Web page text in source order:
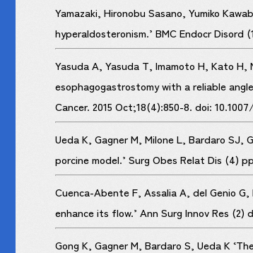
Yamazaki, Hironobu Sasano, Yumiko
hyperaldosteronism.’ BMC Endocr Disord
Yasuda A, Yasuda T, Imamoto H, Kato H,
esophagogastrostomy with a reliable
Cancer. 2015 Oct;18(4):850-8. doi:
Ueda K, Gagner M, Milone L, Bardaro
porcine model.’ Surg Obes Relat Dis (4)
Cuenca-Abente F, Assalia A, del Genio
enhance its flow.’ Ann Surg Innov Res (2)
Gong K, Gagner M, Bardaro S, Ueda K